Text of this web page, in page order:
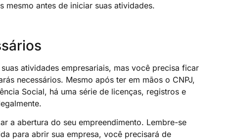
antes de iniciar suas atividades.
atividades empresariais, mas você precisa ficar
necessários. Mesmo após ter em mãos o CNPJ,
Social, há uma série de licenças, registros e
a abertura do seu empreendimento. Lembre-se
para abrir sua empresa, você precisará de